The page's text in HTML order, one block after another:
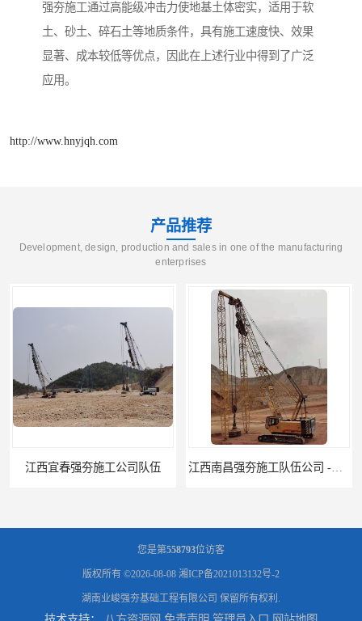
强夯施工通过高能级冲击力使地基土体密实，适用于软
土、砂土、碎石土等地质条件，具有施工速度快、效果
显著、成本较低等优点，因此在上述行业中得到了广泛
应用。
http://www.hnyjqh.com
产品推荐
Development, design, production and sales in one of the manufacturing
enterprises
江西南昌强夯施工队伍公司 -湖南业峻强夯基础工程
您是第558793位访客
版权所有 ©2026-08-08 湘ICP备2021013132号-2
湖南业峻强夯基础工程有限公司 保留所有权利.